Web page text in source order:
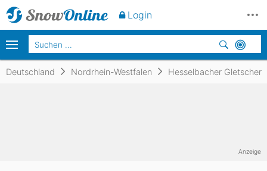
Deutschland Nordrhein-Westfalen Hesselbacher Gletscher
Anzeige
Login